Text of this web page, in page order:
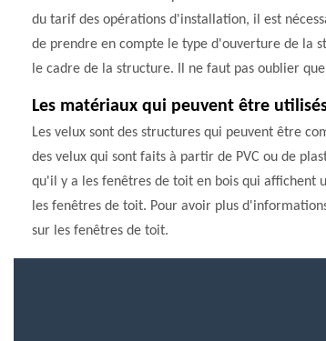
du tarif des opérations d'installation, il est
de prendre en compte le type d'ouverture de la
le cadre de la structure. Il ne faut pas oublier
Les matériaux qui peuvent être
Les velux sont des structures qui peuvent être
des velux qui sont faits à partir de PVC ou de
qu'il y a les fenêtres de toit en bois qui affichent
les fenêtres de toit. Pour avoir plus
sur les fenêtres de toit.